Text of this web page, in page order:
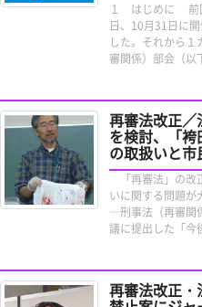
１ はじめに 前
日、10月31日に
した。それから
審関係）部会（
再審法改正
を検討、「袴
の取扱いと
「再審法」の改
いに関する問題
―刑事法（再審関
議に提出した「
再審法改正・